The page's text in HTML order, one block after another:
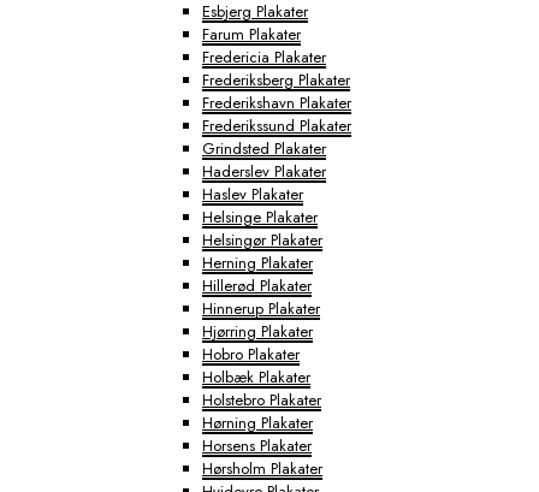
Esbjerg Plakater
Farum Plakater
Fredericia Plakater
Frederiksberg Plakater
Frederikshavn Plakater
Frederikssund Plakater
Grindsted Plakater
Haderslev Plakater
Haslev Plakater
Helsinge Plakater
Helsingør Plakater
Herning Plakater
Hillerød Plakater
Hinnerup Plakater
Hjørring Plakater
Hobro Plakater
Holbæk Plakater
Holstebro Plakater
Hørning Plakater
Horsens Plakater
Hørsholm Plakater